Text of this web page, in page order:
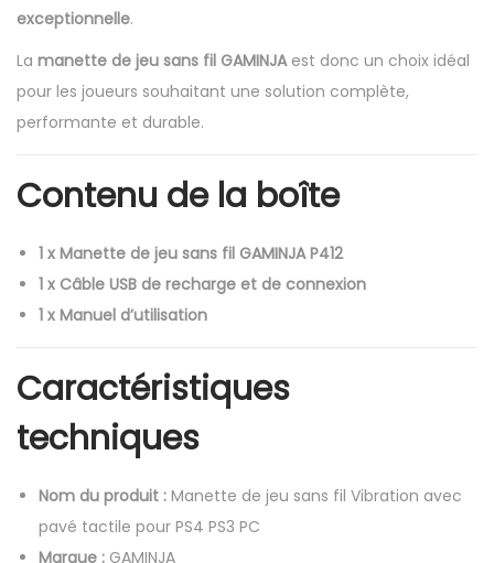
exceptionnelle.
La manette de jeu sans fil GAMINJAest donc un choix idéal
pour les joueurs souhaitant une solution complète,
performante et durable.
Contenu de la boîte
1 x Manette de jeu sans fil GAMINJA P412
1 x Câble USB de recharge et de connexion
1 x Manuel d’utilisation
Caractéristiques
techniques
Nom du produit : Manette de jeu sans fil Vibration avec
pavé tactile pour PS4 PS3 PC
Marque : GAMINJA